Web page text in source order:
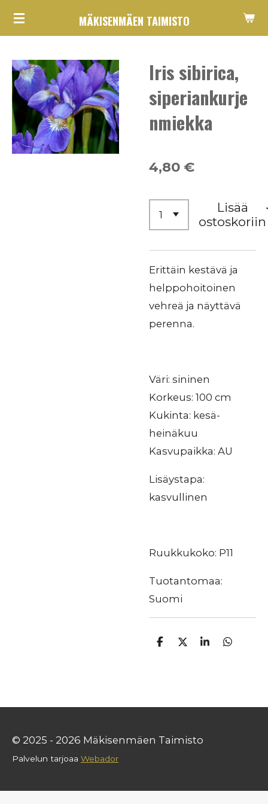
Siirry
MÄKISENMÄEN TAIMISTO
Iris sibirica,
siperiankurje
nmiekka
4,80 €
Lisää
ostoskoriin
Erittäin kestävä ja
helppohoitoinen
vehreä ja näyttävä
perenna.
Väri: sininen
Korkeus: 100 cm
Kukinta: kesä-
heinäkuu
Kasvupaikka: AU
Lisäystapa:
kasvullinen
Ruukkukoko: P11
Tuotantomaa:
Suomi
J
J
J
J
© 2025 - 2026 Mäkisenmäen Taimisto
Palvelun tarjoaa Webador